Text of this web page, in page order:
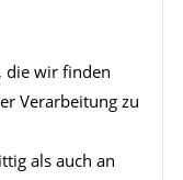
die wir finden
Verarbeitung zu
als auch an